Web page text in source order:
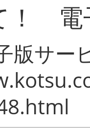
！ 電
版サー